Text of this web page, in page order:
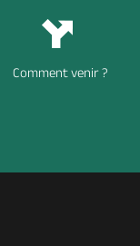
Comment venir ?